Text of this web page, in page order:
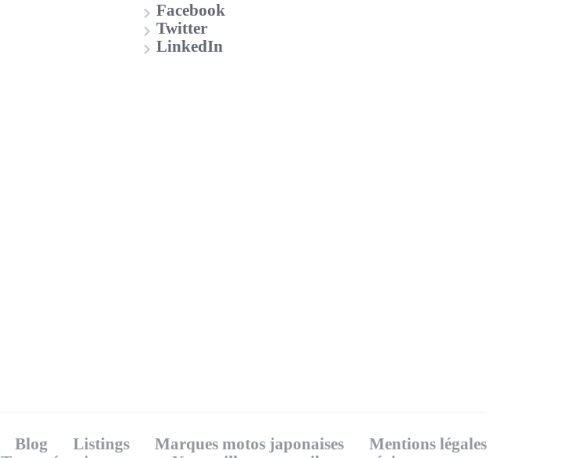
Facebook
Twitter
LinkedIn
Blog Listings Marques motos japonaises
Mentions légales